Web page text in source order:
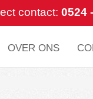
contact: 0524
OVER ONS